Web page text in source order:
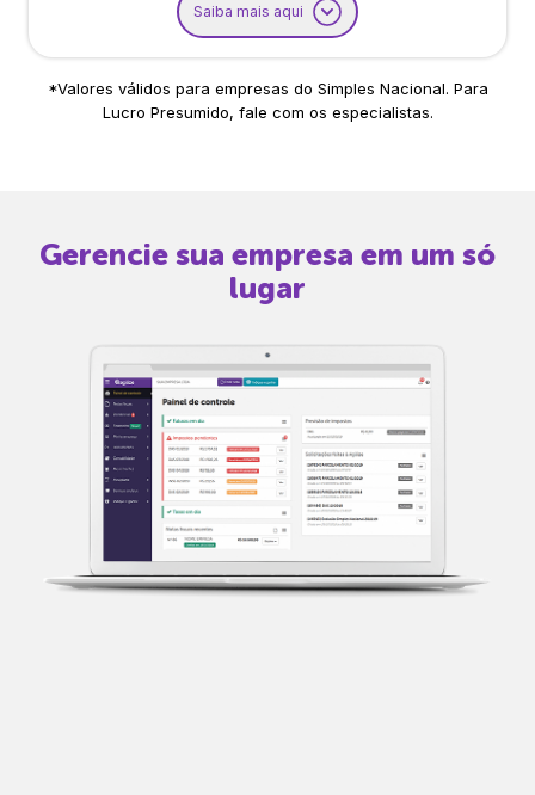
Saiba mais aqui
*Valores válidos para empresas do Simples Nacional. Para
Lucro Presumido, fale com os especialistas.
Gerencie sua empresa em um só
lugar